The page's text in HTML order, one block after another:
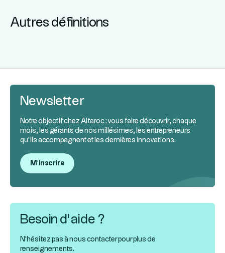
Autres définitions
Newsletter
Notre objectif chez Altaroc : vous faire découvrir, chaque
mois, les gérants de nos millésimes, les entrepreneurs
qu’ils accompagnent et les dernières innovations.
M'inscrire
Besoin d’aide ?
N'hésitez pas à nous contacter pour plus de
renseignements.